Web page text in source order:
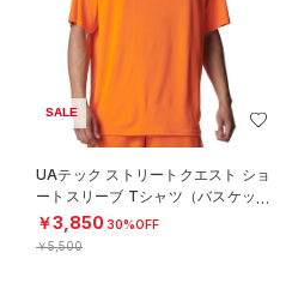
SALE
UAテック ストリートクエスト ショ
ートスリーブ Tシャツ（バスケット
ボール/MEN）
￥3,850 30%OFF
￥5,500